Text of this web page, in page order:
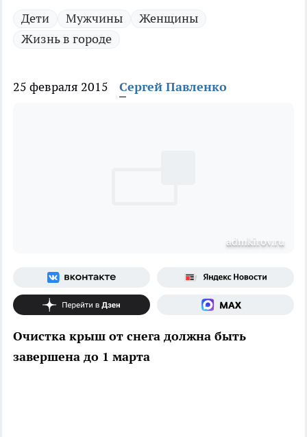
Дети Мужчины
Женщины
Жизнь в городе
25 февраля 2015 Сергей Павленко
admkirov.ru
Очистка крыш от снега должна быть
завершена до 1 марта